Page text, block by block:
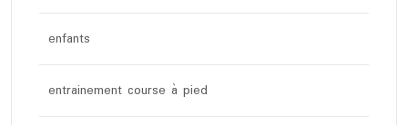
enfants
entrainement course à pied